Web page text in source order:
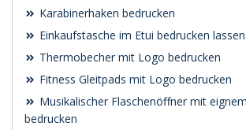
Karabinerhaken bedrucken
Einkaufstasche im Etui bedrucken lassen
Thermobecher mit Logo bedrucken
Fitness Gleitpads mit Logo bedrucken
Musikalischer Flaschenöffner mit
bedrucken